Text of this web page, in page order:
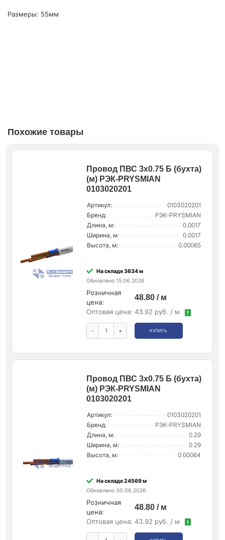
Размеры: 55мм
Похожие товары
Провод ПВС 3х0.75 Б (бухта)
(м) РЭК-PRYSMIAN
0103020201
Артикул:
0103020201
Бренд:
РЭК-PRYSMIAN
Длина, м:
0.0017
Ширина, м:
0.0017
Высота, м:
0.00065
На складе 3634 м
Обновлено 15.06.2026
Розничная
цена:
48.80 / м
Оптовая цена: 43.92 руб. / м !
- + КУПИТЬ
Провод ПВС 3х0.75 Б (бухта)
(м) РЭК-PRYSMIAN
0103020201
Артикул:
0103020201
Бренд:
РЭК-PRYSMIAN
Длина, м:
0.29
Ширина, м:
0.29
Высота, м:
0.00064
На складе 24569 м
Обновлено 30.06.2026
Розничная
цена:
48.80 / м
Оптовая цена: 43.92 руб. / м !